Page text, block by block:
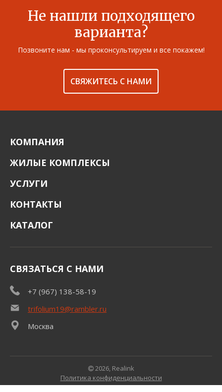
Не нашли подходящего
варианта?
Позвоните нам - мы проконсультируем и все покажем!
СВЯЖИТЕСЬ С НАМИ
КОМПАНИЯ
ЖИЛЫЕ КОМПЛЕКСЫ
УСЛУГИ
КОНТАКТЫ
КАТАЛОГ
СВЯЗАТЬСЯ С НАМИ
+7 (967) 138-58-19
trifolium19@rambler.ru
Москва
2026, Realink
Политика конфиденциальности